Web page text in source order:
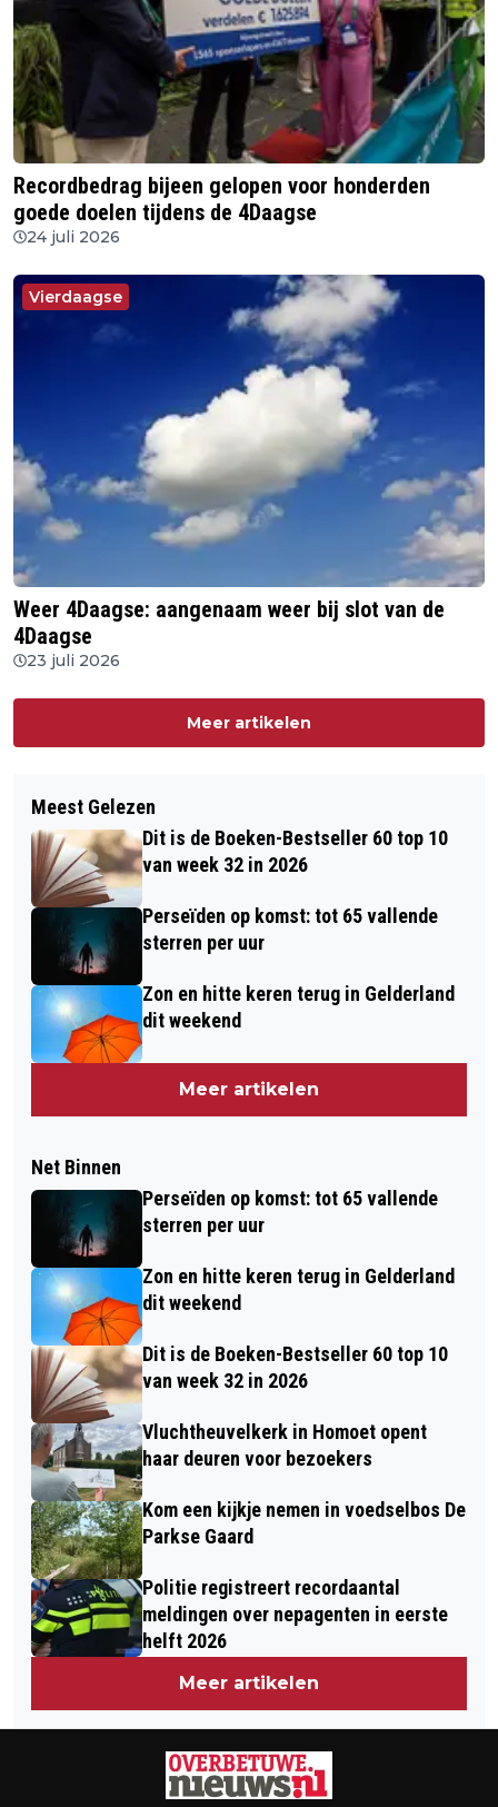
Recordbedrag bijeen gelopen voor honderden
goede doelen tijdens de 4Daagse
24 juli 2026
Vierdaagse
Weer 4Daagse: aangenaam weer bij slot van de
4Daagse
23 juli 2026
Meer artikelen
Meest Gelezen
Dit is de Boeken-Bestseller 60 top 10
van week 32 in 2026
Perseïden op komst: tot 65 vallende
sterren per uur
Zon en hitte keren terug in Gelderland
dit weekend
Meer artikelen
Net Binnen
Perseïden op komst: tot 65 vallende
sterren per uur
Zon en hitte keren terug in Gelderland
dit weekend
Dit is de Boeken-Bestseller 60 top 10
van week 32 in 2026
Vluchtheuvelkerk in Homoet opent
haar deuren voor bezoekers
Kom een kijkje nemen in voedselbos De
Parkse Gaard
Politie registreert recordaantal
meldingen over nepagenten in eerste
helft 2026
Meer artikelen